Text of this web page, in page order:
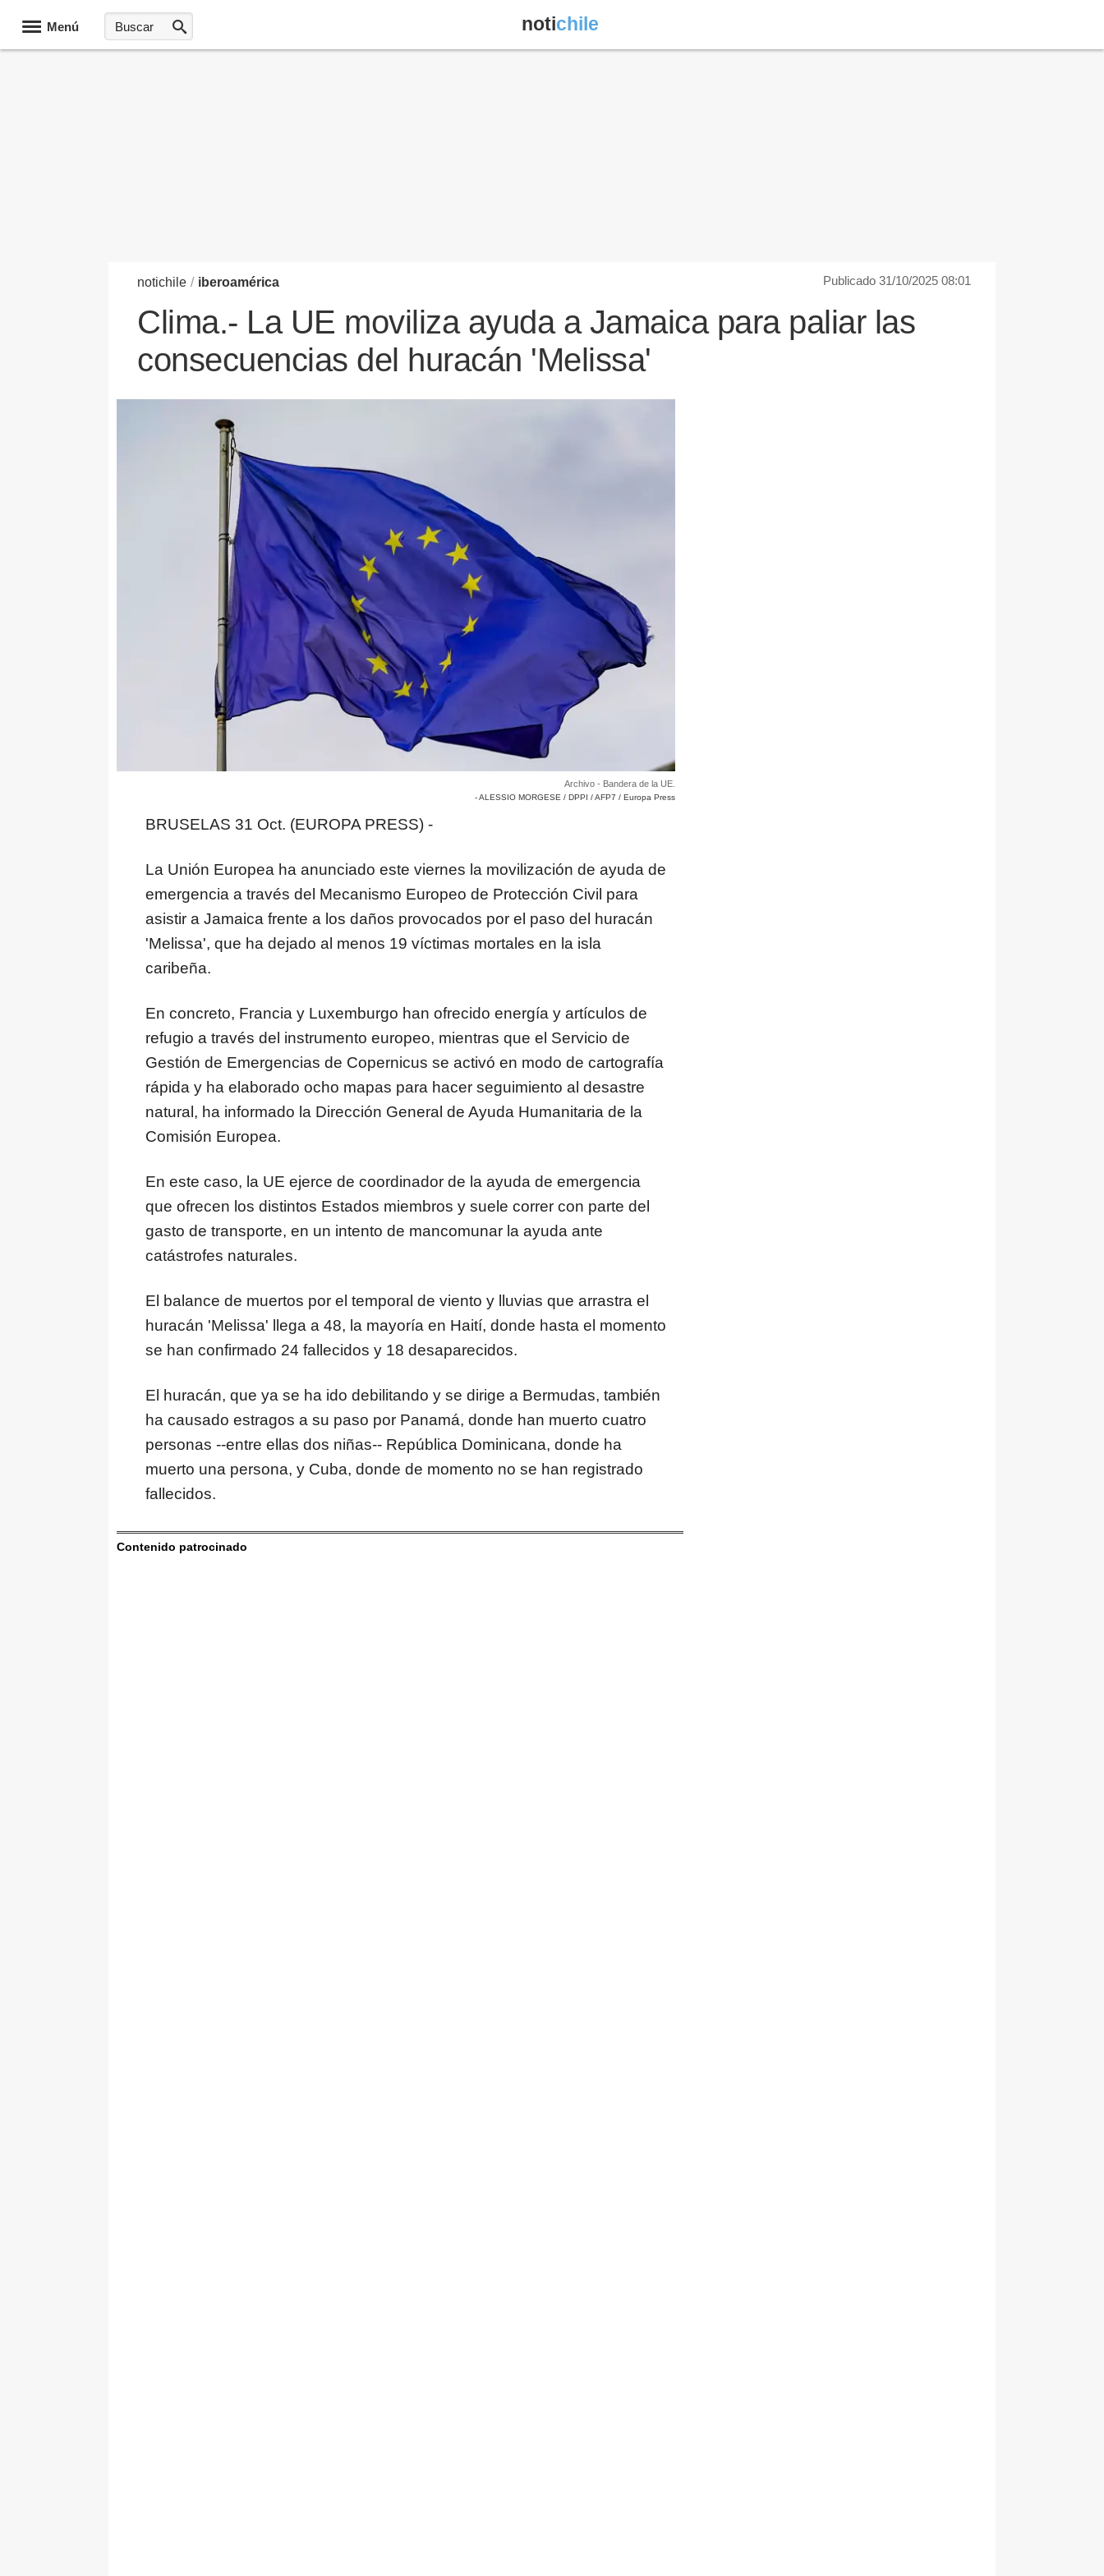
Menú notichile
notichile / iberoamérica Publicado 31/10/2025 08:01
Clima.- La UE moviliza ayuda a Jamaica para paliar las
consecuencias del huracán 'Melissa'
Archivo - Bandera de la UE.
- ALESSIO MORGESE / DPPI / AFP7 / Europa Press
BRUSELAS 31 Oct. (EUROPA PRESS) -
La Unión Europea ha anunciado este viernes la movilización de ayuda de
emergencia a través del Mecanismo Europeo de Protección Civil para
asistir a Jamaica frente a los daños provocados por el paso del huracán
'Melissa', que ha dejado al menos 19 víctimas mortales en la isla
caribeña.
En concreto, Francia y Luxemburgo han ofrecido energía y artículos de
refugio a través del instrumento europeo, mientras que el Servicio de
Gestión de Emergencias de Copernicus se activó en modo de cartografía
rápida y ha elaborado ocho mapas para hacer seguimiento al desastre
natural, ha informado la Dirección General de Ayuda Humanitaria de la
Comisión Europea.
En este caso, la UE ejerce de coordinador de la ayuda de emergencia
que ofrecen los distintos Estados miembros y suele correr con parte del
gasto de transporte, en un intento de mancomunar la ayuda ante
catástrofes naturales.
El balance de muertos por el temporal de viento y lluvias que arrastra el
huracán 'Melissa' llega a 48, la mayoría en Haití, donde hasta el momento
se han confirmado 24 fallecidos y 18 desaparecidos.
El huracán, que ya se ha ido debilitando y se dirige a Bermudas, también
ha causado estragos a su paso por Panamá, donde han muerto cuatro
personas --entre ellas dos niñas-- República Dominicana, donde ha
muerto una persona, y Cuba, donde de momento no se han registrado
fallecidos.
Contenido patrocinado